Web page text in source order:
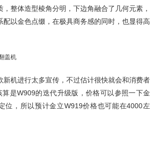
整体造型棱角分明，下边角融合了几何元素，
配以金色点缀，在极具商务感的同时，也显得高
新机进行太多宣传，不过估计很快就会和消费者
算是W909的迭代升级版，价格可以参照一下金
位，所以预计金立W919价格也可能在4000左